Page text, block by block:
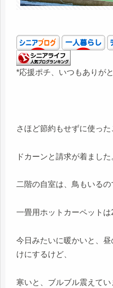
*応援ポチ、いつもありが
さほど節約もせずに使った
ドカーンと請求が着ました
二階の自室は、鳥もいるの
一畳用ホットカーペットは
今日みたいに暖かいと、
けにするけど、
寒いと、ブルブル震えてい